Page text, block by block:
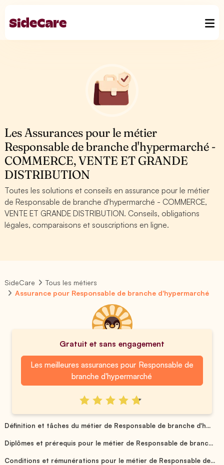
Les Assurances pour le métier
Responsable de branche d'hypermarché -
COMMERCE, VENTE ET GRANDE
DISTRIBUTION
Toutes les solutions et conseils en assurance pour le métier
de Responsable de branche d'hypermarché - COMMERCE,
VENTE ET GRANDE DISTRIBUTION. Conseils, obligations
légales, comparaisons et souscriptions en ligne.
SideCare
Tous les métiers
Assurance pour Responsable de branche d'hypermarché
Gratuit et sans engagement
Les meilleures assurances pour Responsable de
branche d'hypermarché
Définition et tâches du métier de Responsable de branche d'h...
Diplômes et prérequis pour le métier de Responsable de branc...
Conditions et rémunérations pour le métier de Responsable de...